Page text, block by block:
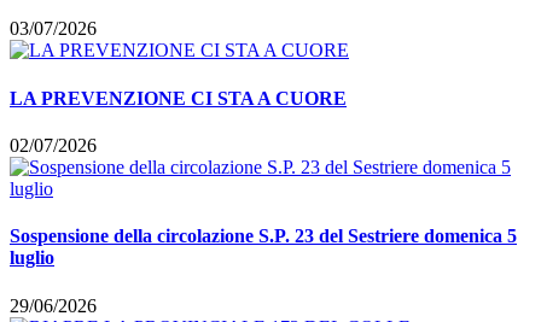
03/07/2026
LA PREVENZIONE CI STA A CUORE
02/07/2026
Sospensione della circolazione S.P. 23 del Sestriere domenica 5
luglio
29/06/2026